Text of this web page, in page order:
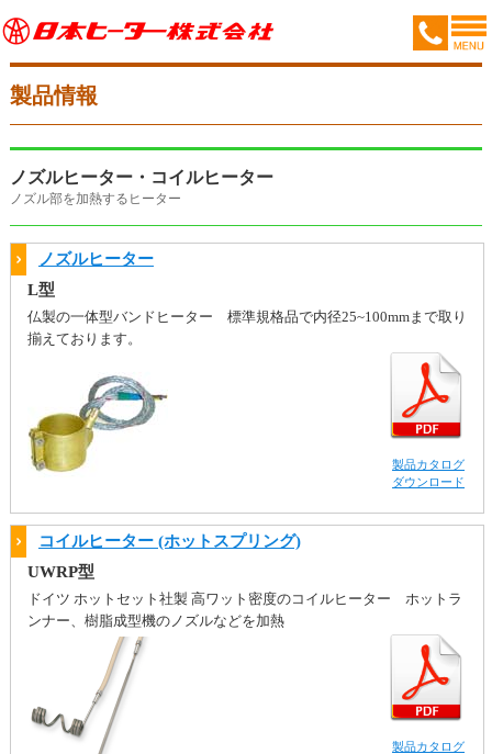
製品情報
ノズルヒーター・コイルヒーター
ノズル部を加熱するヒーター
ノズルヒーター
L型
仏製の一体型バンドヒーター 標準規格品で内径25~100mmまで取り
揃えております。
製品カタログ
ダウンロード
コイルヒーター (ホットスプリング)
UWRP型
ドイツ ホットセット社製 高ワット密度のコイルヒーター ホットラ
ンナー、樹脂成型機のノズルなどを加熱
製品カタログ